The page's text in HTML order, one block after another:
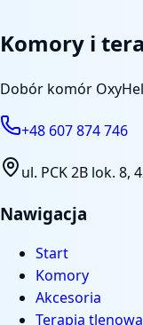
Komory i
Dobór komór
+48 607 874 746
ul. PCK 2B lok. 8,
Nawigacja
Start
Komory
Akcesoria
Terapia tlenowa